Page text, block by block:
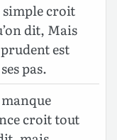
simple croit
dit, Mais
est
pas.
croit tout